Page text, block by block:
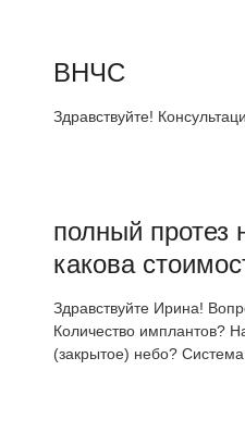
ВНЧС
Здравствуйте!
полный протез
какова
Здравствуйте Ирина!
Количество имплантов?
(закрытое) небо?